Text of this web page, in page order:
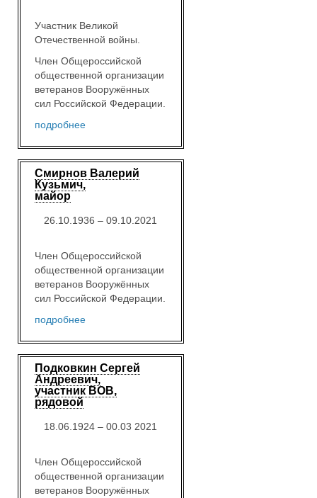
Участник Великой
Отечественной войны.
Член Общероссийской
общественной организации
ветеранов Вооружённых
сил Российской Федерации.
подробнее
Смирнов Валерий
Кузьмич,
майор
26.10.1936 – 09.10.2021
Член Общероссийской
общественной организации
ветеранов Вооружённых
сил Российской Федерации.
подробнее
Подковкин Сергей
Андреевич,
участник ВОВ,
рядовой
18.06.1924 – 00.03 2021
Член Общероссийской
общественной организации
ветеранов Вооружённых